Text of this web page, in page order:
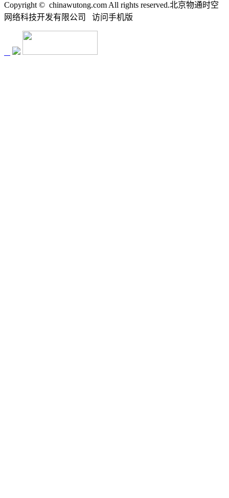
Copyright © chinawutong.com All rights reserved.北京物通时空
网络科技开发有限公司
访问手机版